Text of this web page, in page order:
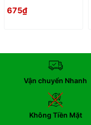
675₫
Vận chuyển Nhanh
Không Tiền Mặt